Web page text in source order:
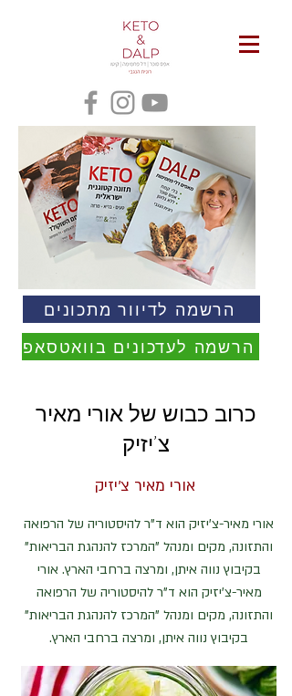
הרשמה לדיוור מתכונים
הרשמה לעדכונים בוואטסאפ
כרוב כבוש של אורי מאיר
צ'יזיק
אורי מאיר צ'יזיק
אורי מאיר-צ'יזיק הוא ד"ר להיסטוריה של הרפואה
והתזונה, מקים ומנהל "המרכז להנהגת הבריאות"
בקיבוץ נווה איתן, ומרצה ברחבי הארץ. אורי
מאיר-צ'יזיק הוא ד"ר להיסטוריה של הרפואה
והתזונה, מקים ומנהל "המרכז להנהגת הבריאות"
בקיבוץ נווה איתן, ומרצה ברחבי הארץ.